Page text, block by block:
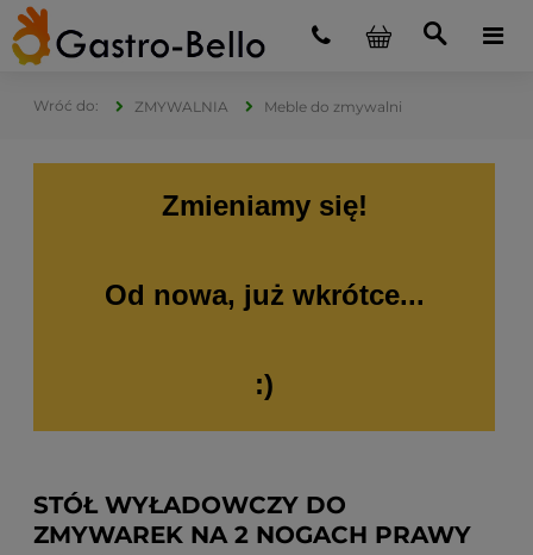
ZMYWALNIA Meble do zmywalni
Zmieniamy się!
Od nowa, już wkrótce...
:)
STÓŁ WYŁADOWCZY DO
ZMYWAREK NA 2 NOGACH PRAWY